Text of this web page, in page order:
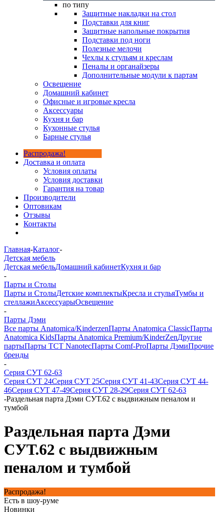
по типу
Защитные накладки на стол
Подставки для книг
Защитные напольные покрытия
Подставки под ноги
Полезные мелочи
Чехлы к стульям и креслам
Пеналы и органайзеры
Дополнительные модули к партам
Освещение
Домашний кабинет
Офисные и игровые кресла
Аксессуары
Кухня и бар
Кухонные стулья
Барные стулья
Распродажа!
Доставка и оплата
Условия оплаты
Условия доставки
Гарантия на товар
Производители
Оптовикам
Отзывы
Контакты
Главная-Каталог-
Детская мебель
Детская мебельДомашний кабинетКухня и бар
-
Парты и Столы
Парты и СтолыДетские комплектыКресла и стульяТумбы и
стеллажиАксессуарыОсвещение
-
Парты Дэми
Все парты Anatomica/KinderzenПарты Anatomica ClassicПарты
Anatomica KidsПарты Anatomica Premium/KinderZenДругие
партыПарты TCT NanotecПарты Comf-ProПарты ДэмиПрочие
бренды
-
Серия СУТ 62-63
Серия СУТ 24Серия СУТ 25Серия СУТ 41-43Серия СУТ 44-
46Серия СУТ 47-49Серия СУТ 28-29Серия СУТ 62-63
-Раздельная парта Дэми СУТ.62 с выдвижным пеналом и
тумбой
Раздельная парта Дэми
СУТ.62 с выдвижным
пеналом и тумбой
Распродажа!
Есть в шоу-руме
Новинки